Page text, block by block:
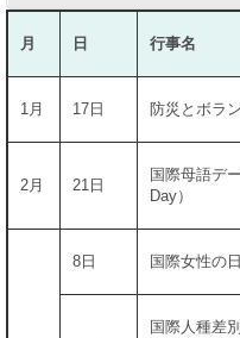
月 日 行事名
1月 17日 防災とボラ
2月 21日
国際母語デ
Day）
8日 国際女性の
国際人種差